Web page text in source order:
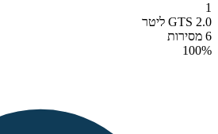
1
GTS 2.0 ליטר
6 מסירות
100%